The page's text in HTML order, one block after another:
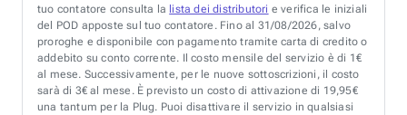
tuo contatore consulta la lista dei distributori e verifica le iniziali
del POD apposte sul tuo contatore. Fino al 31/08/2026, salvo
proroghe e disponibile con pagamento tramite carta di credito o
addebito su conto corrente. Il costo mensile del servizio è di 1€
al mese. Successivamente, per le nuove sottoscrizioni, il costo
sarà di 3€ al mese. È previsto un costo di attivazione di 19,95€
una tantum per la Plug. Puoi disattivare il servizio in qualsiasi